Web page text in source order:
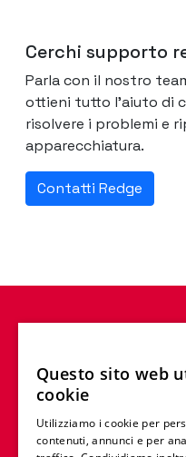
Cerchi supporto
Parla con il nostro
ottieni tutto l'aiuto di
risolvere i problemi e
apparecchiatura.
Contatti Redge
Questo sito web
cookie
Utilizziamo i cookie per
contenuti, annunci e per